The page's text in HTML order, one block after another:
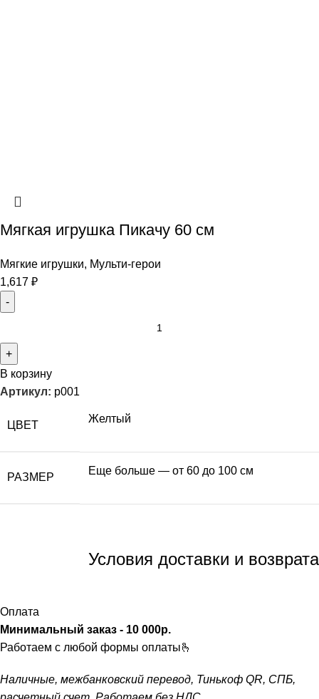
Мягкая игрушка Пикачу 60 см
Мягкие игрушки, Мульти-герои
1,617 ₽
В корзину
Артикул: p001
ЦВЕТ
Желтый
РАЗМЕР
Еще больше — от 60 до 100 см
Условия доставки и возврата
Оплата
Минимальный заказ - 10 000р.
Работаем с любой формы оплаты🫰
Наличные, межбанковский перевод, Тинькоф QR, СПБ,